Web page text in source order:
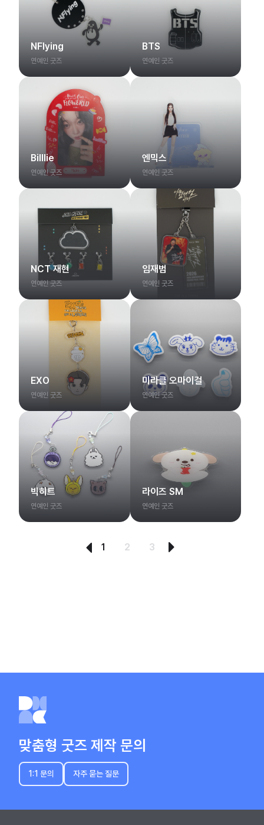
NFlying
연예인 굿즈
BTS
연예인 굿즈
Billlie
연예인 굿즈
엔믹스
연예인 굿즈
NCT 재현
연예인 굿즈
임재범
연예인 굿즈
EXO
연예인 굿즈
미라클 오마이걸
연예인 굿즈
빅히트
연예인 굿즈
라이즈 SM
연예인 굿즈
이
1 2 3
맞춤형 굿즈 제작 문의
1:1 문의 자주 묻는 질문